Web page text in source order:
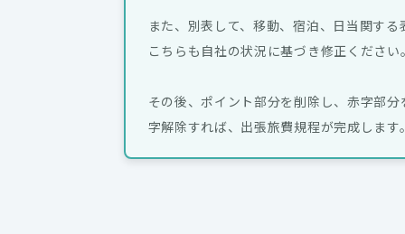
また、別表して、移動、宿泊、日当関す
こちらも自社の状況に基づき修正ください
その後、ポイント部分を削除し、赤字部
字解除すれば、出張旅費規程が完成します